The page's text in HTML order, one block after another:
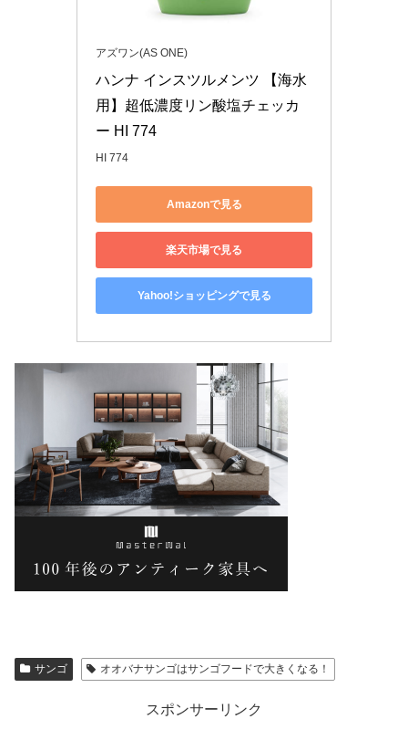
アズワン(AS ONE)
ハンナ インスツルメンツ 【海水
用】超低濃度リン酸塩チェッカ
ー HI 774
HI 774
Amazonで見る
楽天市場で見る
Yahoo!ショッピングで見る
サンゴ オオバナサンゴはサンゴフードで大きくなる！
スポンサーリンク